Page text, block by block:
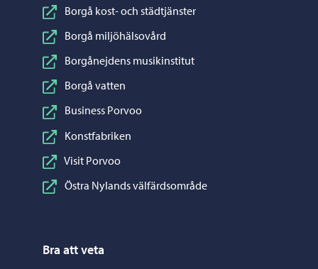
Borgå kost- och städtjänster
Borgå miljöhälsovård
Borgånejdens musikinstitut
Borgå vatten
Business Porvoo
Konstfabriken
Visit Porvoo
Östra Nylands välfärdsområde
Bra att veta